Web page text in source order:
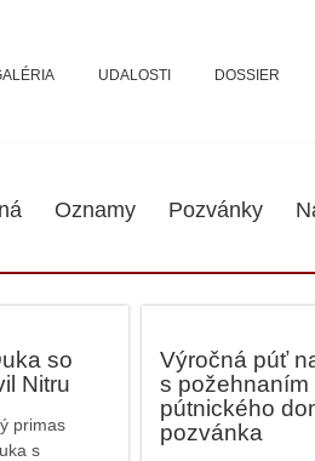
UDALOSTI DOSSIER
Oznamy Pozvánky
so
Nitru
primas
s
Výročná púť
s požehnaním
pútnického
pozvánka